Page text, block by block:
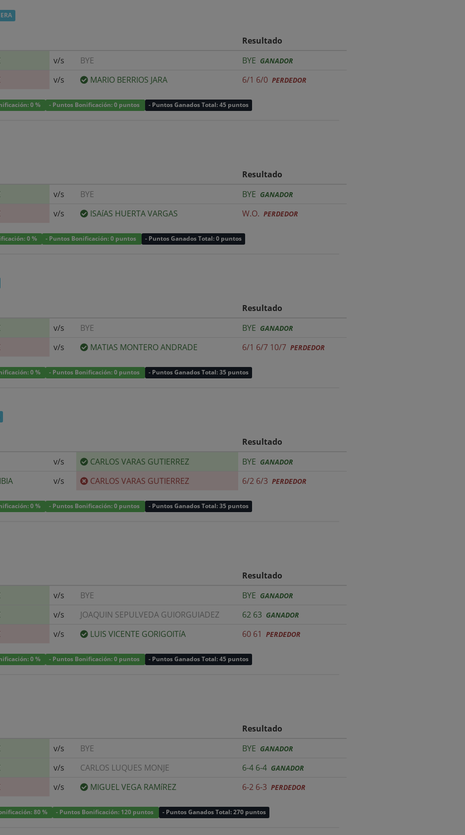
Resultado
v/s BYE BYE GANADOR
v/s MARIO BERRIOS JARA 6/1 6/0 PERDEDOR
0 % - Puntos Bonificación: 0 puntos - Puntos Ganados Total: 45 puntos
Resultado
v/s BYE BYE GANADOR
v/s ISAíAS HUERTA VARGAS W.O. PERDEDOR
0 % - Puntos Bonificación: 0 puntos - Puntos Ganados Total: 0 puntos
Resultado
v/s BYE BYE GANADOR
v/s MATIAS MONTERO ANDRADE 6/1 6/7 10/7 PERDEDOR
0 % - Puntos Bonificación: 0 puntos - Puntos Ganados Total: 35 puntos
Resultado
v/s CARLOS VARAS GUTIERREZ BYE GANADOR
v/s CARLOS VARAS GUTIERREZ 6/2 6/3 PERDEDOR
0 % - Puntos Bonificación: 0 puntos - Puntos Ganados Total: 35 puntos
Resultado
v/s BYE BYE GANADOR
v/s JOAQUIN SEPULVEDA GUIORGUIADEZ 62 63 GANADOR
v/s LUIS VICENTE GORIGOITíA 60 61 PERDEDOR
0 % - Puntos Bonificación: 0 puntos - Puntos Ganados Total: 45 puntos
Resultado
v/s BYE BYE GANADOR
v/s CARLOS LUQUES MONJE 6-4 6-4 GANADOR
v/s MIGUEL VEGA RAMíREZ 6-2 6-3 PERDEDOR
80 % - Puntos Bonificación: 120 puntos - Puntos Ganados Total: 270 puntos